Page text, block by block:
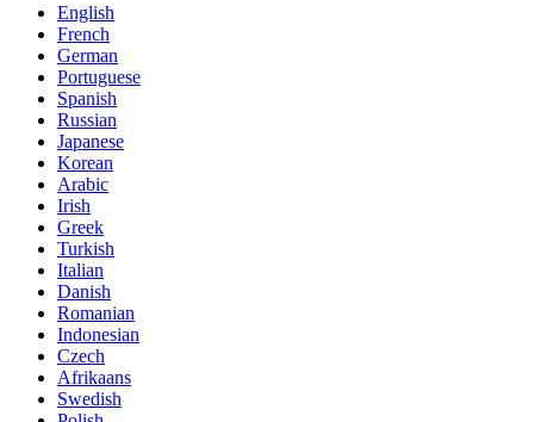
English
French
German
Portuguese
Spanish
Russian
Japanese
Korean
Arabic
Irish
Greek
Turkish
Italian
Danish
Romanian
Indonesian
Czech
Afrikaans
Swedish